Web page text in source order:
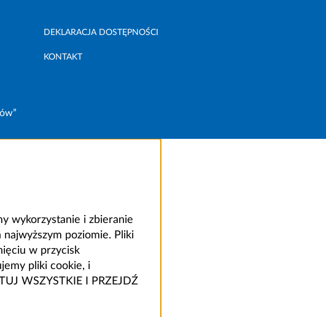
DEKLARACJA DOSTĘPNOŚCI
KONTAKT
wykorzystanie i zbieranie
poziomie. Pliki
w przycisk
pliki cookie, i
WSZYSTKIE I PRZEJDŹ